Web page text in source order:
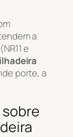
a
e
porte, a